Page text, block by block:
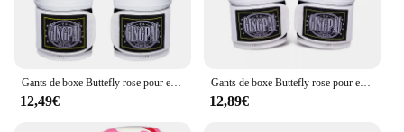
12,49€
Gants de boxe Buttefly rose pour enfants et femmes, 6-12oz, mitaines de boxe déclinaison, entraînement isotPro, ring Rotterdam, Muay Thai, MMA, rapBag
12,89€